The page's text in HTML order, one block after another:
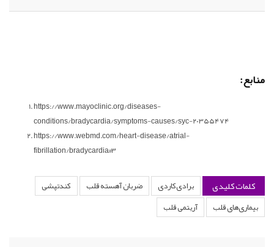
منابع:
https://www.mayoclinic.org/diseases-
conditions/bradycardia/symptoms-causes/syc-20355474
https://www.webmd.com/heart-disease/atrial-
fibrillation/bradycardia#3
کلمات کلیدی برادی‌کاردی ضربان آهسته قلب
کندتپشی
بیماری‌های قلب
آریتمی قلب